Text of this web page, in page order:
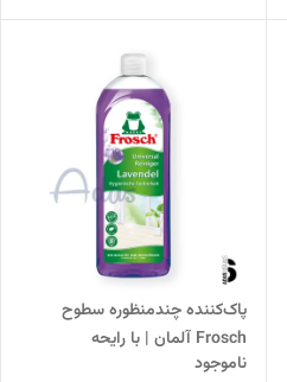
پاک‌کننده چندمنظوره سطوح
Frosch آلمان | با رایحه
لاوندر(اسطوخودوس)
ناموجود